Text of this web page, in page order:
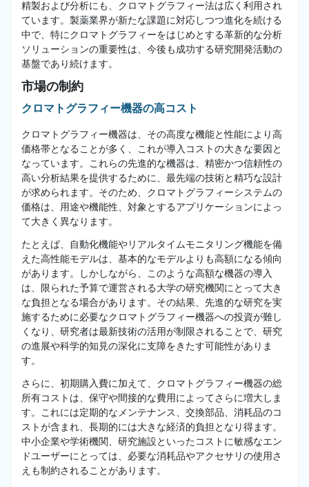
精製および分析にも、クロマトグラフィー法は広く利用され
ています。製薬業界が新たな課題に対応しつつ進化を続ける
中で、特にクロマトグラフィーをはじめとする革新的な分析
ソリューションの重要性は、今後も成功する研究開発活動の
基盤であり続けます。
市場の制約
クロマトグラフィー機器の高コスト
クロマトグラフィー機器は、その高度な機能と性能により高
価格帯となることが多く、これが導入コストの大きな要因と
なっています。これらの先進的な機器は、精密かつ信頼性の
高い分析結果を提供するために、最先端の技術と精巧な設計
が求められます。そのため、クロマトグラフィーシステムの
価格は、用途や機能性、対象とするアプリケーションによっ
て大きく異なります。
たとえば、自動化機能やリアルタイムモニタリング機能を備
えた高性能モデルは、基本的なモデルよりも高額になる傾向
があります。しかしながら、このような高額な機器の導入
は、限られた予算で運営される大学の研究機関にとって大き
な負担となる場合があります。その結果、先進的な研究を実
施するために必要なクロマトグラフィー機器への投資が難し
くなり、研究者は最新技術の活用が制限されることで、研究
の進展や科学的知見の深化に支障をきたす可能性がありま
す。
さらに、初期購入費に加えて、クロマトグラフィー機器の総
所有コストは、保守や間接的な費用によってさらに増大しま
す。これには定期的なメンテナンス、交換部品、消耗品のコ
ストが含まれ、長期的には大きな経済的負担となり得ます。
中小企業や学術機関、研究施設といったコストに敏感なエン
ドユーザーにとっては、必要な消耗品やアクセサリの使用さ
えも制約されることがあります。